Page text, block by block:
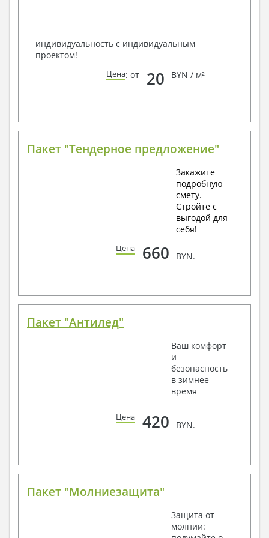
индивидуальность с индивидуальным
проектом!
Цена: от 20 BYN / м²
Пакет "Тендерное предложение"
Закажите
подробную
смету.
Стройте с
выгодой для
себя!
Цена 660 BYN.
Пакет "Антилед"
Ваш комфорт
и
безопасность
в зимнее
время
Цена 420 BYN.
Пакет "Молниезащита"
Защита от
молнии: